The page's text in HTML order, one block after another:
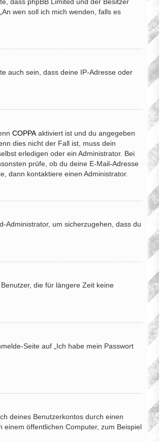
wen soll ich mich wenden, falls es
auch sein, dass deine IP-Adresse oder
COPPA aktiviert ist und du angegeben
dies nicht der Fall ist, muss dein
erledigen oder ein Administrator. Bei
prüfe, ob du deine E-Mail-Adresse
dann kontaktiere einen Administrator.
Administrator, um sicherzugehen, dass du
die für längere Zeit keine
Seite auf „Ich habe mein Passwort
deines Benutzerkontos durch einen
einem öffentlichen Computer, zum Beispiel